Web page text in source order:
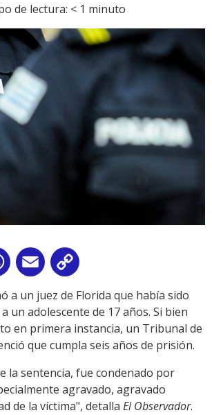
de lectura: < 1 minuto
WhatsApp
Email
Link
a un juez de Florida que había sido
un adolescente de 17 años. Si bien
en primera instancia, un Tribunal de
que cumpla seis años de prisión.
la sentencia, fue condenado por
agravado, agravado
de la víctima", detalla El Observador.